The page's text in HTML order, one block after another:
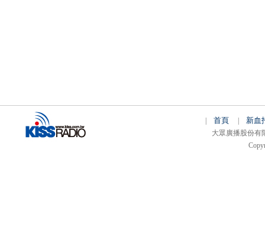
首頁 新血
大眾廣播股份有